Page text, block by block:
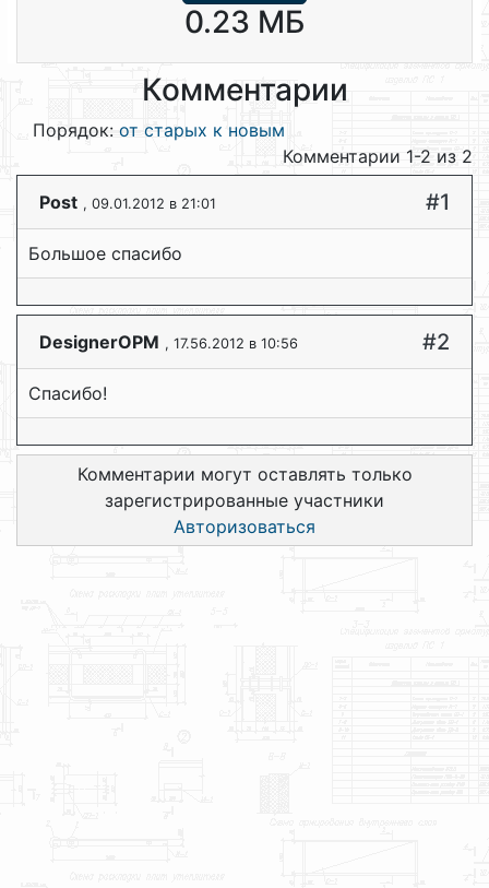
0.23 МБ
Комментарии
Порядок: от старых к новым
Комментарии 1-2 из 2
Post , 09.01.2012 в 21:01 #1
Большое спасибо
DesignerOPM , 17.56.2012 в 10:56 #2
Спасибо!
Комментарии могут оставлять только
зарегистрированные участники
Авторизоваться